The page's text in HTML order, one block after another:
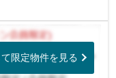
限定物件を見る